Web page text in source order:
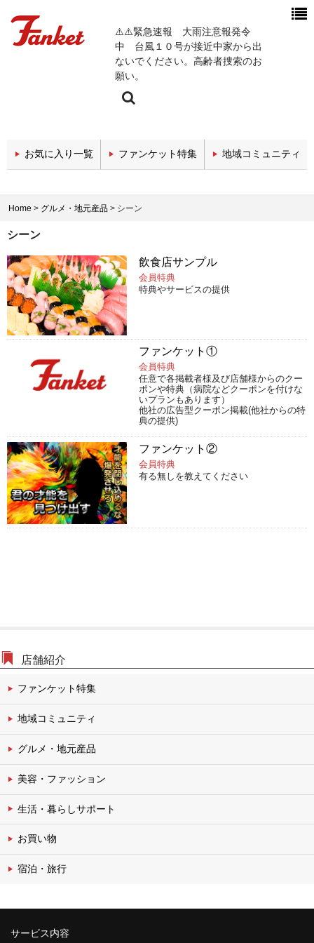
⚠️⚠️緊急速報 大雨注意報発令
中 台風１０号が接近中家から出
ないでください。高齢者捜索のお
願い。
今週の新着チャンネル
エンタメチャンネル
医療関係チャンネル
教育・セミナーチャンネル
文化・伝統チャンネル
お気に入り一覧 ファンケット特集 地域コミュニティ
Home > グルメ・地元産品 > シーン
シーン
飲食店サンプル
会員特典
特典やサービスの提供
ファンケット①
会員特典
任意で各掲載者様及び店舗様からのクー
ポンや特典（病院などクーポンを付けな
いプランもあります）
他社の広告型クーポン掲載(他社からの特
典の提供)
ファンケット②
会員特典
有る無しを教えてください
店舗紹介
ファンケット特集
地域コミュニティ
グルメ・地元産品
美容・ファッション
生活・暮らしサポート
お買い物
宿泊・旅行
サービス内容